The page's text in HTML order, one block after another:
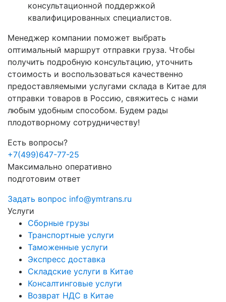
консультационной поддержкой
квалифицированных специалистов.
Менеджер компании поможет выбрать
оптимальный маршрут отправки груза. Чтобы
получить подробную консультацию, уточнить
стоимость и воспользоваться качественно
предоставляемыми услугами склада в Китае для
отправки товаров в Россию, свяжитесь с нами
любым удобным способом. Будем рады
плодотворному сотрудничеству!
Есть вопросы?
+7(499)647-77-25
Максимально оперативно
подготовим ответ
Задать вопрос info@ymtrans.ru
Услуги
Сборные грузы
Транспортные услуги
Таможенные услуги
Экспресс доставка
Cкладские услуги в Китае
Консалтинговые услуги
Возврат НДС в Китае